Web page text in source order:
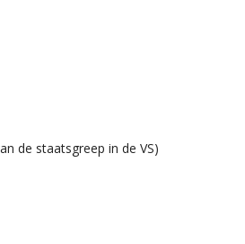
de staatsgreep in de VS)